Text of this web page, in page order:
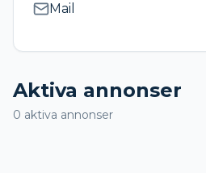
Mail
Aktiva annonser
0 aktiva annonser